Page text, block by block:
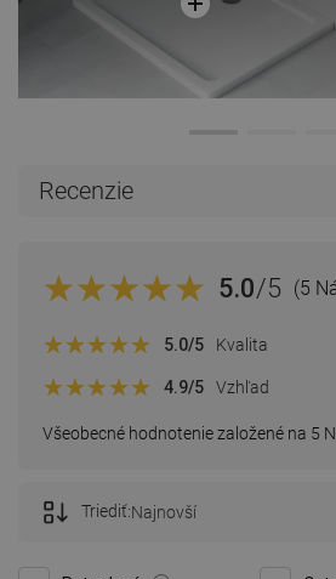
Recenzie
5.0/5 (5
Všeobecné hodnotenie založené na 5
5.0/5 Kvalita
4.9/5 Vzhľad
Triediť:Najnovší